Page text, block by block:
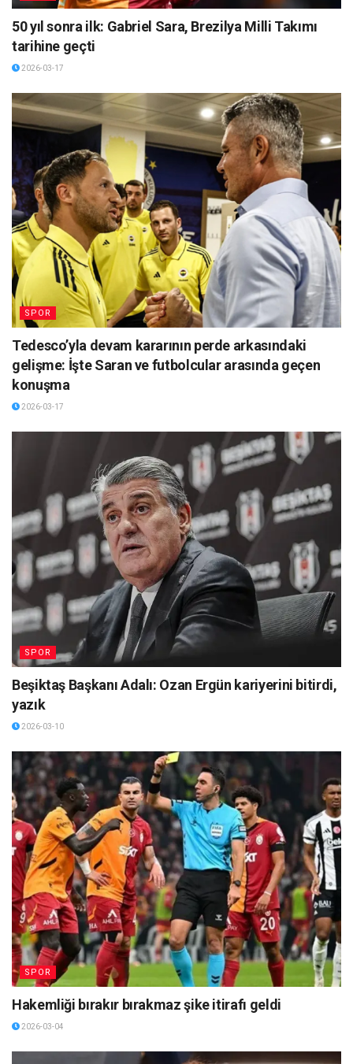
50 yıl sonra ilk: Gabriel Sara, Brezilya Milli Takımı
tarihine geçti
2026-03-17
SPOR
Tedesco’yla devam kararının perde arkasındaki
gelişme: İşte Saran ve futbolcular arasında geçen
konuşma
2026-03-17
SPOR
Beşiktaş Başkanı Adalı: Ozan Ergün kariyerini bitirdi,
yazık
2026-03-10
SPOR
Hakemliği bırakır bırakmaz şike itirafı geldi
2026-03-04